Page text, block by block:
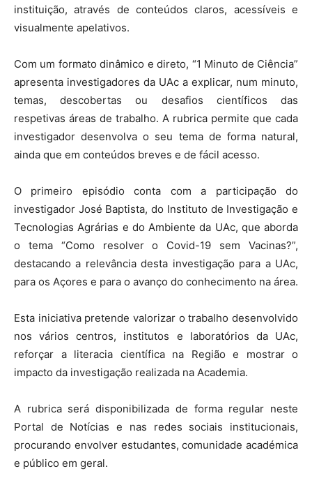
instituição, através de conteúdos claros, acessíveis e
visualmente apelativos.
Com um formato dinâmico e direto, “1 Minuto de Ciência”
apresenta investigadores da UAc a explicar, num minuto,
temas, descobertas ou desafios científicos das
respetivas áreas de trabalho. A rubrica permite que cada
investigador desenvolva o seu tema de forma natural,
ainda que em conteúdos breves e de fácil acesso.
O primeiro episódio conta com a participação do
investigador José Baptista, do Instituto de Investigação e
Tecnologias Agrárias e do Ambiente da UAc, que aborda
o tema “Como resolver o Covid-19 sem Vacinas?”,
destacando a relevância desta investigação para a UAc,
para os Açores e para o avanço do conhecimento na área.
Esta iniciativa pretende valorizar o trabalho desenvolvido
nos vários centros, institutos e laboratórios da UAc,
reforçar a literacia científica na Região e mostrar o
impacto da investigação realizada na Academia.
A rubrica será disponibilizada de forma regular neste
Portal de Notícias e nas redes sociais institucionais,
procurando envolver estudantes, comunidade académica
e público em geral.